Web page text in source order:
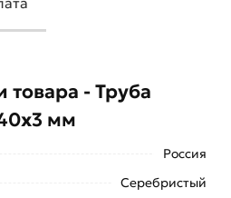
товара - Труба
мм
Россия
Серебристый